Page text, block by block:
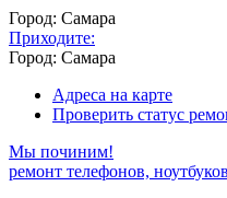
Город: Самара
Приходите:
Город: Самара
Адреса на карте
Проверить статус
Мы починим!
ремонт телефонов,